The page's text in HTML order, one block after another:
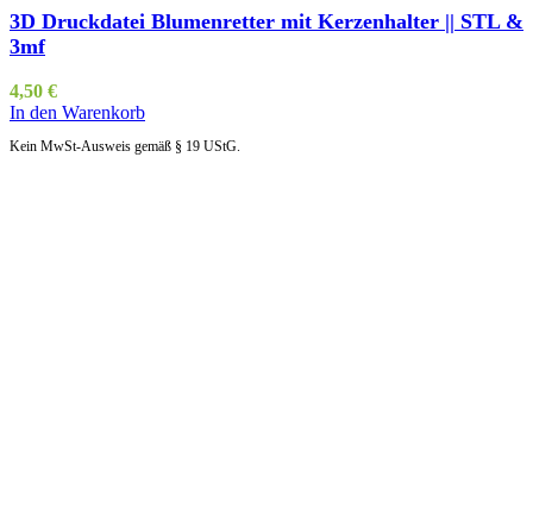
3D Druckdatei Blumenretter mit Kerzenhalter || STL &
3mf
4,50 €
In den Warenkorb
Kein MwSt-Ausweis gemäß § 19 UStG.